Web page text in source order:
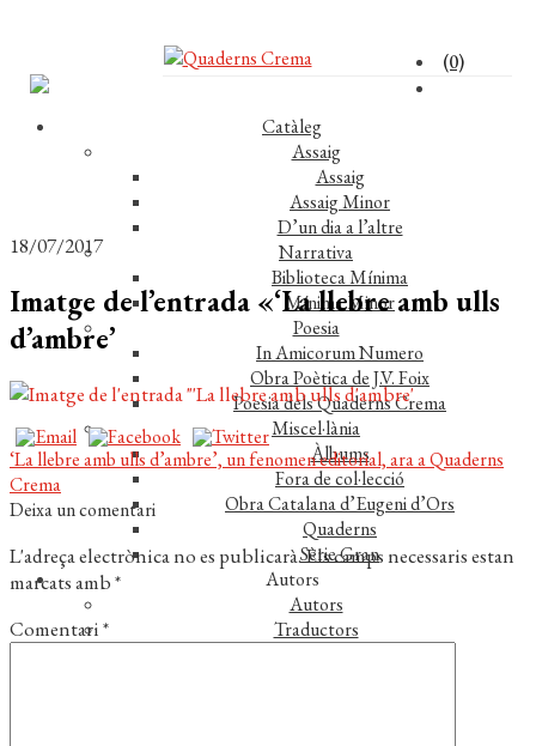
(0)
Catàleg
Assaig
Assaig
Assaig Minor
D’un dia a l’altre
Narrativa
Biblioteca Mínima
Mínima Minor
Poesia
In Amicorum Numero
Obra Poètica de J.V. Foix
Poesia dels Quaderns Crema
Miscel·lània
Àlbums
Fora de col·lecció
Obra Catalana d’Eugeni d’Ors
Quaderns
Sèrie Gran
Autors
Autors
Traductors
18/07/2017
Imatge de l’entrada «‘La llebre amb ulls
d’ambre’
Navegació
d'entrades
Entrada
anterior:
‘La llebre amb ulls d’ambre’, un fenomen editorial, ara a Quaderns
Crema
Deixa un comentari
L'adreça electrònica no es publicarà.Els camps necessaris estan
marcats amb*
Comentari*